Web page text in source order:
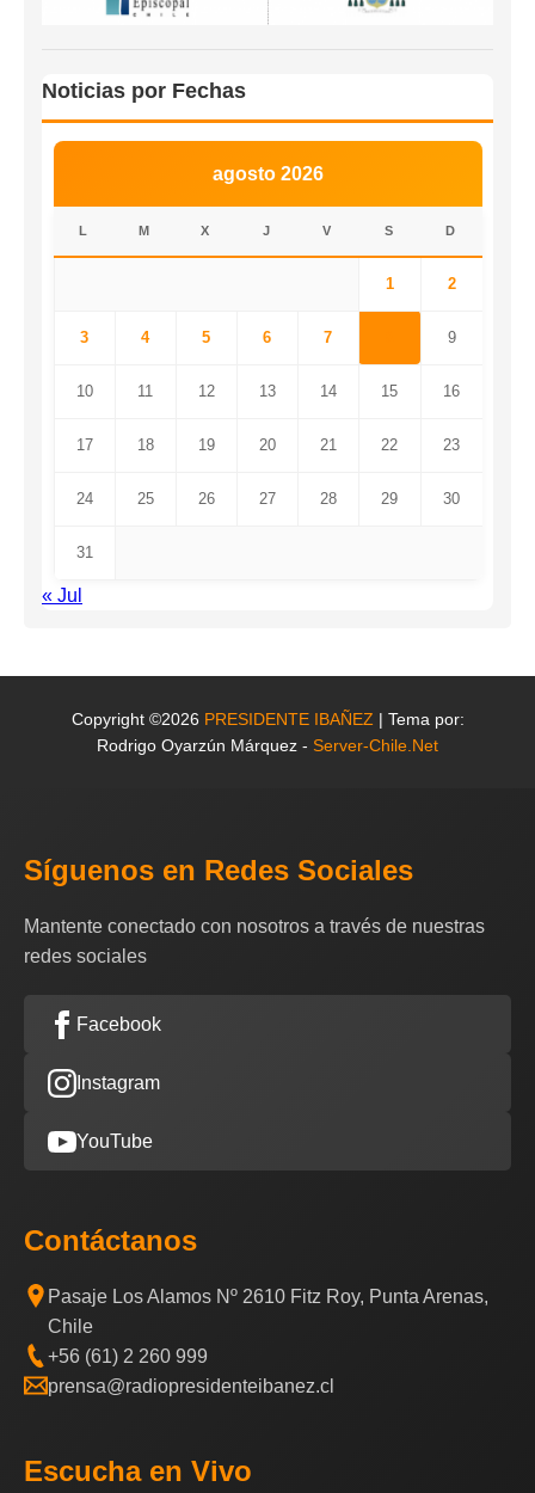
Noticias por Fechas
agosto 2026
L M X J V S D
1 2
3 4 5 6 7 9
10 11 12 13 14 15 16
17 18 19 20 21 22 23
24 25 26 27 28 29 30
31
« Jul
Copyright ©2026 PRESIDENTE IBAÑEZ | Tema por:
Rodrigo Oyarzún Márquez - Server-Chile.Net
Síguenos en Redes Sociales
Mantente conectado con nosotros a través de nuestras
redes sociales
Facebook
Instagram
YouTube
Contáctanos
Pasaje Los Alamos Nº 2610 Fitz Roy, Punta Arenas,
Chile
+56 (61) 2 260 999
prensa@radiopresidenteibanez.cl
Escucha en Vivo